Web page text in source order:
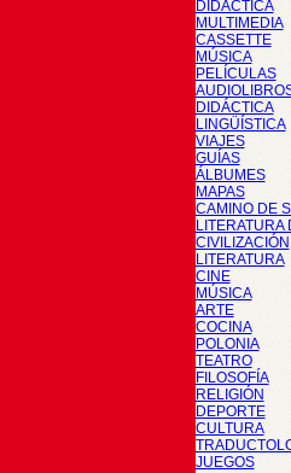
DIDÁCTICA
MULTIMEDIA
CASSETTE
MÚSICA
PELÍCULAS
DIDÁCTICA
LINGÜÍSTICA
VIAJES
GUÍAS
ÁLBUMES
MAPAS
CAMINO DE
LITERATURA
CIVILIZACIÓN
LITERATURA
CINE
MÚSICA
ARTE
COCINA
POLONIA
TEATRO
FILOSOFÍA
RELIGIÓN
DEPORTE
CULTURA
JUEGOS